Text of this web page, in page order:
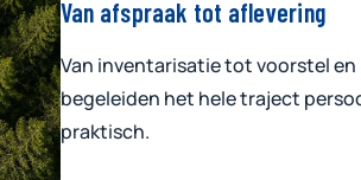
Van afspraak tot aflevering
Van inventarisatie tot voorstel en
begeleiden het hele traject
praktisch.